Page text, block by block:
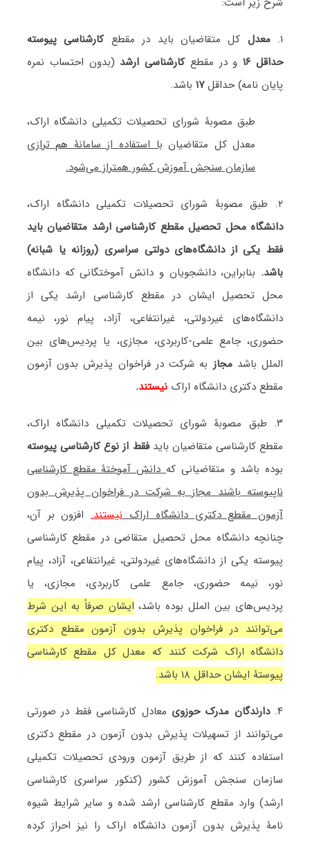
۱. معدل کل متقاضیان باید در مقطعکارشناسی پیوسته
حداقل ۱۶
و در مقطعکارشناسی ارشد (بدون احتساب نمره
پایان نامه) حداقل۱۷باشد.
طبق مصوبۀ شورای تحصیلات تکمیلی دانشگاه اراک،
معدل کل متقاضیانبا استفاده از سامانۀ هم ترازی
سازمان سنجش آموزش کشور همتراز می‌شود.
۲. طبق مصوبۀ شورای تحصیلات تکمیلی دانشگاه اراک،
دانشگاه محل تحصیل مقطع کارشناسی ارشد متقاضیان باید
فقط یکی از دانشگاه‌های دولتی سراسری (روزانه یا شبانه)
باشد. بنابراین، دانشجویان و دانش آموختگانی که دانشگاه
محل تحصیل ایشان در مقطع کارشناسی ارشد یکی از
دانشگاه‌های غیردولتی، غیرانتفاعی، آزاد، پیام نور، نیمه
حضوری، جامع علمی-کاربردی، مجازی، یا پردیس‌های بین
الملل باشدمجازبه شرکت در فراخوان پذیرش بدون آزمون
مقطع دکتری دانشگاه اراک نیستند.
۳. طبق مصوبۀ شورای تحصیلات تکمیلی دانشگاه اراک،
مقطع کارشناسی متقاضیان بایدفقط از نوع کارشناسی پیوسته
بوده باشد و متقاضیانی کهدانش آموختۀ مقطع کارشناسی
ناپیوسته باشند مجاز به شرکت در فراخوان پذیرش بدون
آزمون مقطع دکتری دانشگاه اراکنیستند.افزون بر آن،
چنانچه دانشگاه محل تحصیل متقاضی در مقطع کارشناسی
پیوسته یکی از دانشگاه‌های غیردولتی، غیرانتفاعی، آزاد، پیام
نور، نیمه حضوری، جامع علمی کاربردی، مجازی، یا
پردیس‌های بین الملل بوده باشد، ایشان صرفاً به این شرط
می‌توانند در فراخوان پذیرش بدون آزمون مقطع دکتری
دانشگاه اراک شرکت کنند که معدل کل مقطع کارشناسی
پیوستۀ ایشان حداقل ۱۸ باشد.
۴. دارندگان مدرک حوزوی معادل کارشناسی فقط در صورتی
می‌توانند از تسهیلات پذیرش بدون آزمون در مقطع دکتری
استفاده کنند که از طریق آزمون ورودی تحصیلات تکمیلی
سازمان سنجش آموزش کشور (کنکور سراسری کارشناسی
ارشد) وارد مقطع کارشناسی ارشد شده و سایر شرایط شیوه
نامۀ پذیرش بدون آزمون دانشگاه اراک را نیز احراز کرده